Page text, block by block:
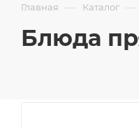
Главная — Каталог —
Блюда